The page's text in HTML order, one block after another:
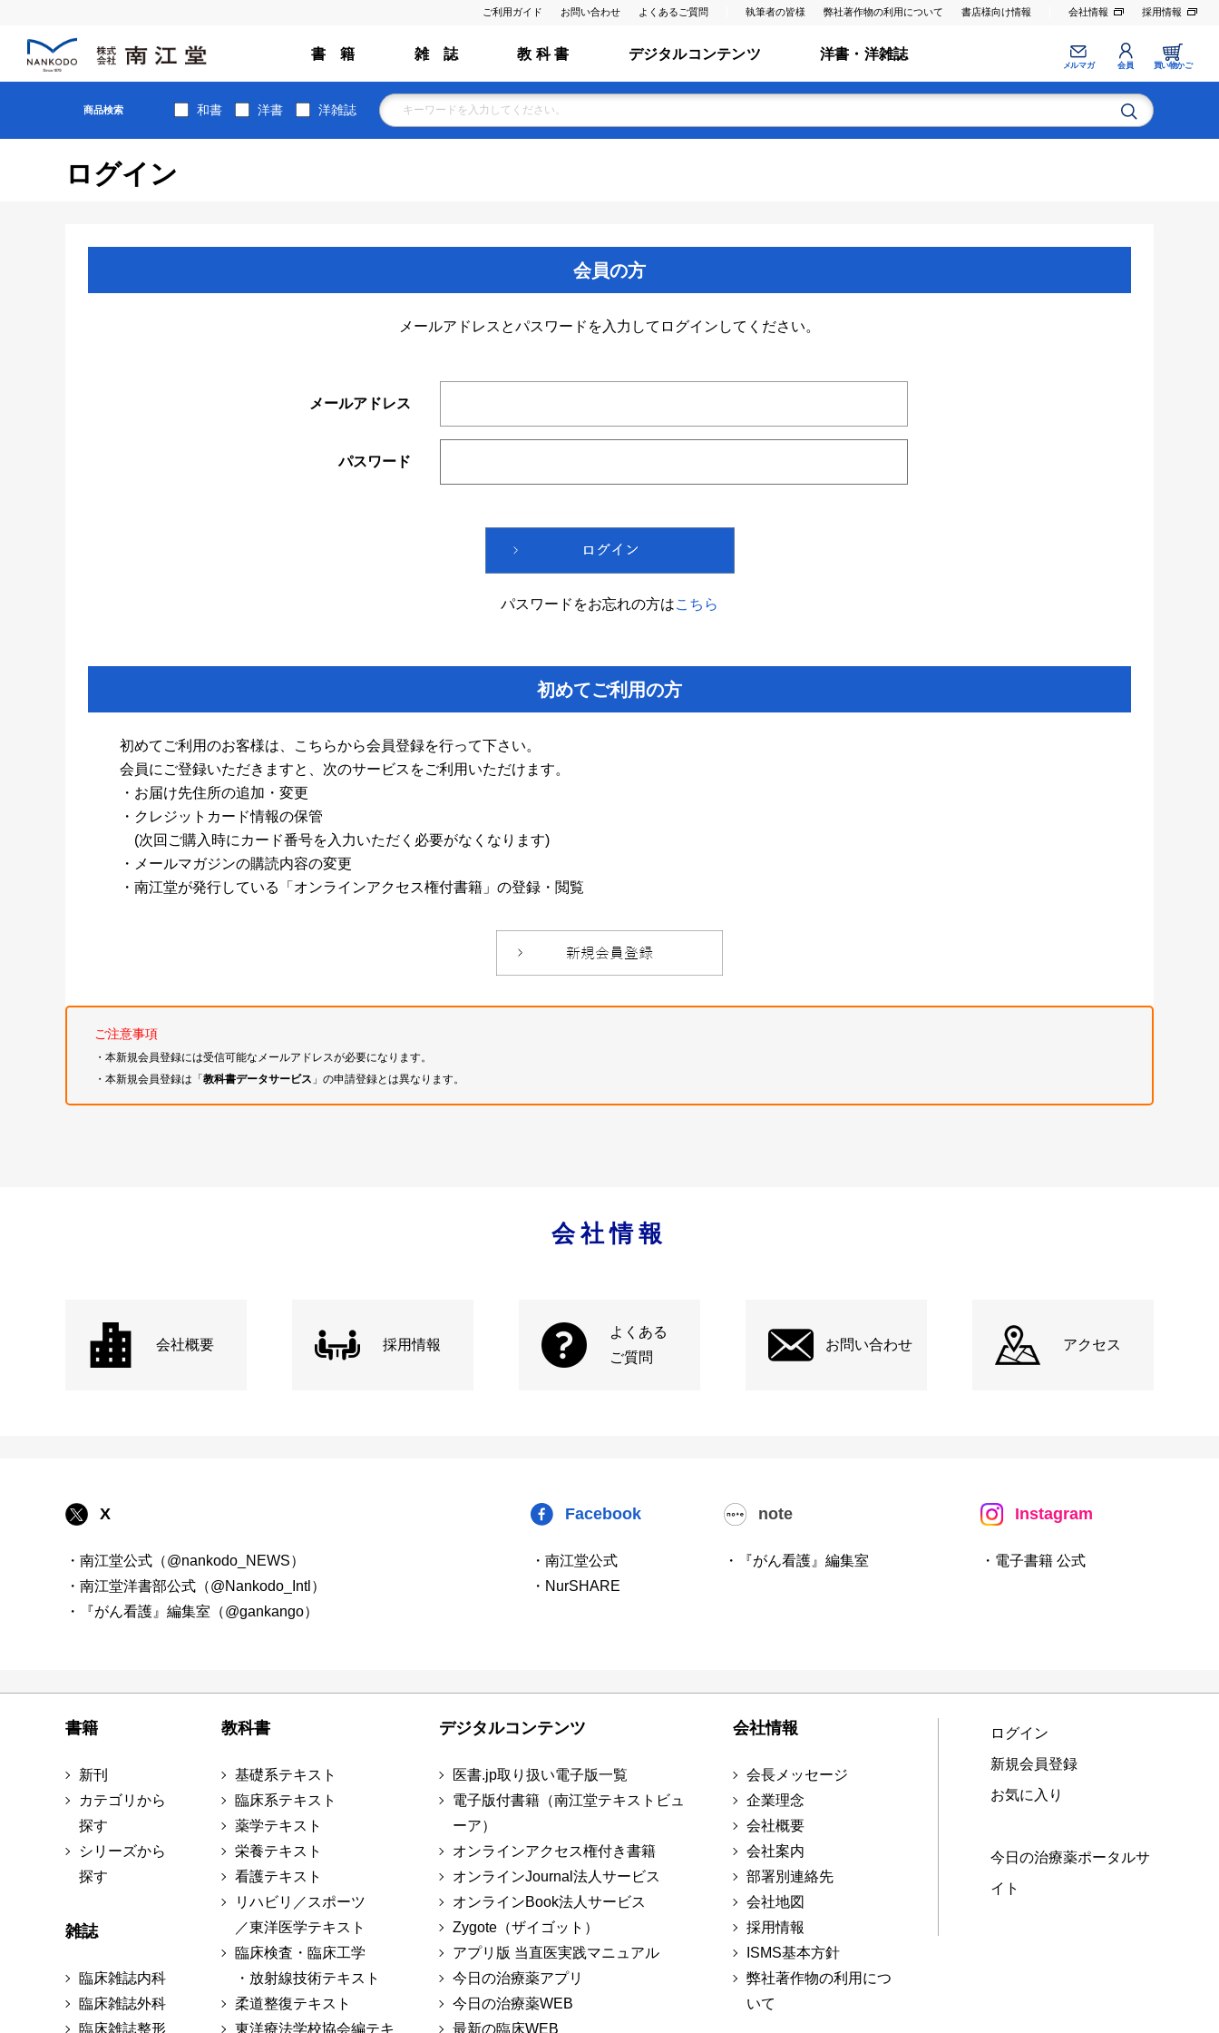
ご利用ガイド お問い合わせ よくあるご質問 執筆者の皆様 弊社著作物の利用について 書店様向け情報 会社情報 採用情報
書 籍 雑 誌 教 科 書 デジタルコンテンツ 洋書・洋雑誌
メルマガ 会員 買い物かご
商品検索 和書 洋書 洋雑誌
ログイン
会員の方
メールアドレスとパスワードを入力してログインしてください。
メールアドレス
パスワード
パスワードをお忘れの方はこちら
初めてご利用の方
初めてご利用のお客様は、こちらから会員登録を行って下さい。
会員にご登録いただきますと、次のサービスをご利用いただけます。
・お届け先住所の追加・変更
・クレジットカード情報の保管
(次回ご購入時にカード番号を入力いただく必要がなくなります)
・メールマガジンの購読内容の変更
・南江堂が発行している「オンラインアクセス権付書籍」の登録・閲覧
ご注意事項
・本新規会員登録には受信可能なメールアドレスが必要になります。
・本新規会員登録は「教科書データサービス 」の申請登録とは異なります。
会社情報
会社概要 採用情報
よくある
ご質問
お問い合わせ アクセス
X
・南江堂公式（@nankodo_NEWS）
・南江堂洋書部公式（@Nankodo_Intl）
・『がん看護』編集室（@gankango）
Facebook
・南江堂公式
・NurSHARE
note
・『がん看護』編集室
Instagram
・電子書籍 公式
書籍
新刊
カテゴリから
探す
シリーズから
探す
雑誌
臨床雑誌内科
臨床雑誌外科
臨床雑誌整形
教科書
基礎系テキスト
臨床系テキスト
薬学テキスト
栄養テキスト
看護テキスト
リハビリ／スポーツ
／東洋医学テキスト
臨床検査・臨床工学
・放射線技術テキスト
柔道整復テキスト
東洋療法学校協会編テキ
デジタルコンテンツ
医書.jp取り扱い電子版一覧
電子版付書籍（南江堂テキストビュ
ーア）
オンラインアクセス権付き書籍
オンラインJournal法人サービス
オンラインBook法人サービス
Zygote（ザイゴット）
アプリ版 当直医実践マニュアル
今日の治療薬アプリ
今日の治療薬WEB
最新の臨床WEB
会社情報
会長メッセージ
企業理念
会社概要
会社案内
部署別連絡先
会社地図
採用情報
ISMS基本方針
弊社著作物の利用につ
いて
ログイン
新規会員登録
お気に入り
今日の治療薬ポータルサ
イト